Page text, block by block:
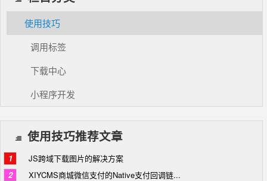
使用技巧
调用标签
下载中心
小程序开发
使用技巧推荐文章
1
JS跨域下载图片的解决方案
2
XIYCMS商城微信支付的Native支付回调链...